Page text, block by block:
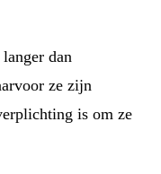
dan
ze zijn
is om ze